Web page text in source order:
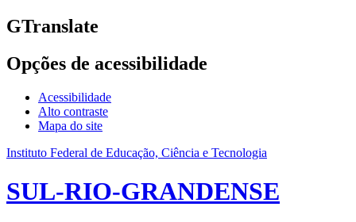
GTranslate
Opções de acessibilidade
Acessibilidade
Alto contraste
Mapa do site
Instituto Federal de Educação, Ciência e Tecnologia
SUL-RIO-GRANDENSE